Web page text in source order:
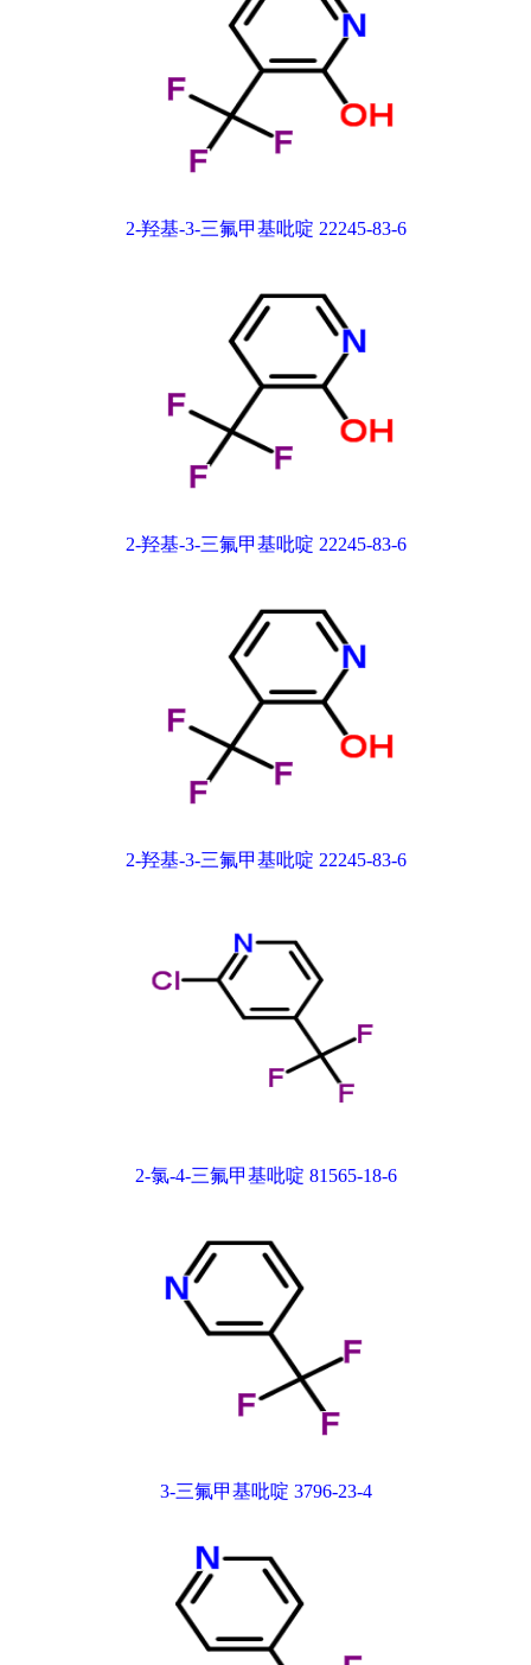
2-羟基-3-三氟甲基吡啶 22245-83-6
2-羟基-3-三氟甲基吡啶 22245-83-6
2-羟基-3-三氟甲基吡啶 22245-83-6
2-氯-4-三氟甲基吡啶 81565-18-6
3-三氟甲基吡啶 3796-23-4